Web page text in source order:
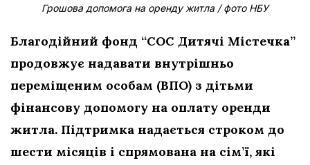
Грошова допомога на оренду житла / фото НБУ
Благодійний фонд “СОС Дитячі Містечка”
продовжує надавати внутрішньо
переміщеним особам (ВПО) з дітьми
фінансову допомогу на оплату оренди
житла. Підтримка надається строком до
шести місяців і спрямована на сім’ї, які